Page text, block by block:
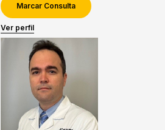
Marcar Consulta
Ver perfil